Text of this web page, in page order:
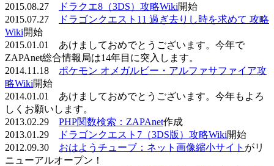
2015.08.27
ドラクエ8（3DS）攻略Wiki開始
2015.07.27
ドラゴンクエスト11 過ぎ去りし時を求めて 攻略
Wiki開始
2015.01.01 あけましておめでとうございます。今年で
ZAPAnet総合情報局は14年目に突入します。
2014.11.18 ポケモン オメガルビー・アルファサファイア攻
略Wiki開始
2014.01.01 あけましておめでとうございます。今年もよろ
しくお願いします。
2013.02.29 PHP関数検索：ZAPAnet作成
2013.01.29
ドラゴンクエスト7（3DS版）攻略Wiki開始
2012.09.30 おはようチューブ：ネット画像縮小サイト がリ
ニューアルオープン！